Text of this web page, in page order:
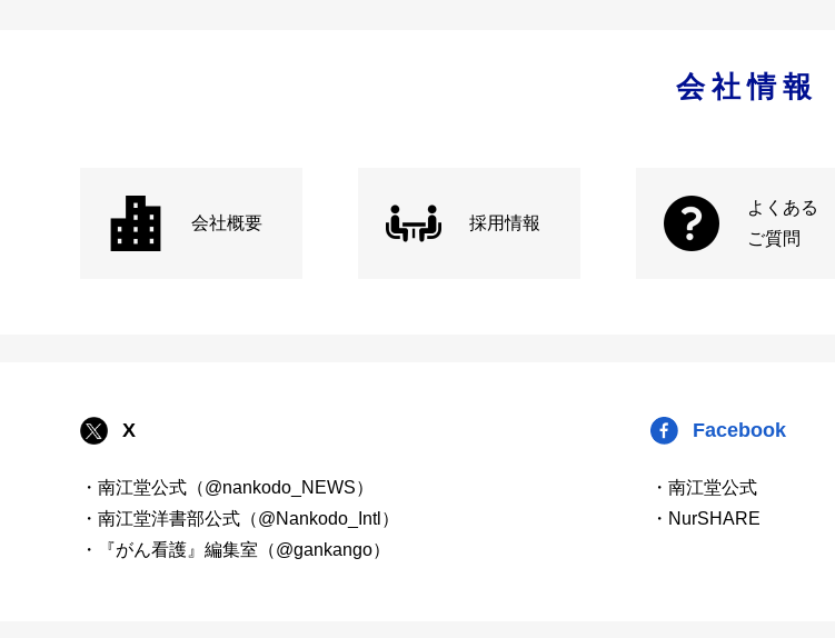
会社情報
会社概要 採用情報
よくある
ご質問
X
・南江堂公式（@nankodo_NEWS）
・南江堂洋書部公式（@Nankodo_Intl）
・『がん看護』編集室（@gankango）
Facebook
・南江堂公式
・NurSHARE